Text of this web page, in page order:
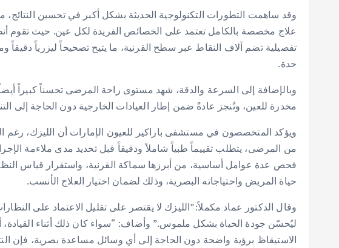
وقد ساهمت التطورات التكنولوجية الحديثة بشكل أكبر في تحسين
علاج مخصصة بالكامل تعتمد على الخصائص الفريدة لكل عين. حيث تقوم
تفصيلية تضم آلاف النقاط عبر سطح القرنية، ما يتيح تصحيحاً ليزرياً
حدة.
وبالإضافة إلى السرعة والدقة، شهد مستوى راحة المرضى تحسناً كبيراً
مخدرة للعين، وتُنجز عادةً ضمن إطار العيادات الخارجية دون الحاجة إلى
ويؤكد المتخصصون في مستشفى باراكير للعيون الإمارات أن الليزك، رغم
من المرضى، يتطلب تقييماً طبياً شاملاً ودقيقاً قبل تحديد مدى ملاءمة
فحص عدة عوامل أساسية، من أبرزها سماكة القرنية، واستقرار قياس
حياة المريض واحتياجاته البصرية، وذلك لضمان اختيار العلاج الأنسب.
وقال الدكتور عماد مكملاً:”الليزك لا يقتصر على تقليل الاعتماد على
ليُحسّن جودة الحياة بشكل ملموس.” وأضاف: “سواء كان ذلك أثناء القيادة،
الاستيقاظ برؤية واضحة دون الحاجة إلى أي وسائل مساعدة بصرية، فإن